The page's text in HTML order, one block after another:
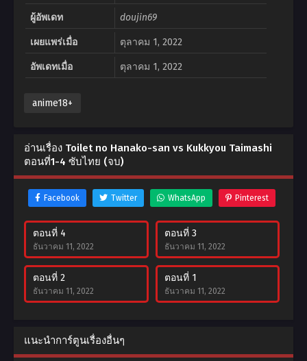
ผู้อัพเดท doujin69
เผยแพร่เมื่อ ตุลาคม 1, 2022
อัพเดทเมื่อ ตุลาคม 1, 2022
anime18+
อ่านเรื่อง Toilet no Hanako-san vs Kukkyou Taimashi
ตอนที่1-4 ซับไทย (จบ)
Facebook Twitter WhatsApp Pinterest
ตอนที่ 4
ธันวาคม 11, 2022
ตอนที่ 3
ธันวาคม 11, 2022
ตอนที่ 2
ธันวาคม 11, 2022
ตอนที่ 1
ธันวาคม 11, 2022
แนะนำการ์ตูนเรื่องอื่นๆ